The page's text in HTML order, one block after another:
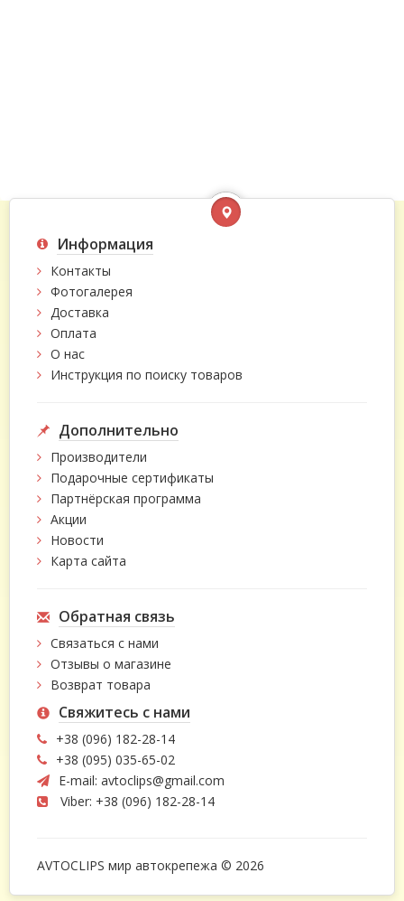
Информация
Контакты
Фотогалерея
Доставка
Оплата
О нас
Инструкция по поиску товаров
Дополнительно
Производители
Подарочные сертификаты
Партнёрская программа
Акции
Новости
Карта сайта
Обратная связь
Связаться с нами
Отзывы о магазине
Возврат товара
Свяжитесь с нами
+38 (096) 182-28-14
+38 (095) 035-65-02
E-mail: avtoclips@gmail.com
Viber: +38 (096) 182-28-14
AVTOCLIPS мир автокрепежа © 2026